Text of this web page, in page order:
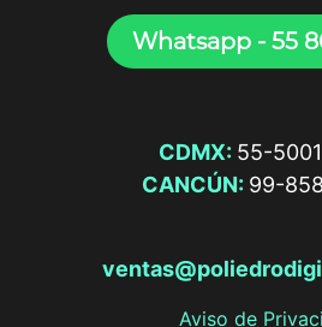
Whatsapp - 55
CDMX: 55-
CANCÚN: 99-
Aviso de